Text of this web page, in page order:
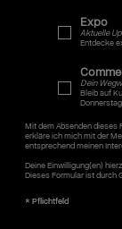
Expo
Aktuelle
Entdecke
Dein
Bleib auf
Mit dem Absenden dieses
erkläre ich mich mit der
entsprechend meinen
Deine Einwilligung(en)
Dieses Formular ist durch